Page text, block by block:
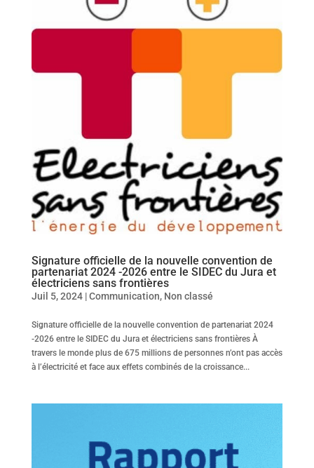
Signature officielle de la nouvelle convention de
partenariat 2024 -2026 entre le SIDEC du Jura et
électriciens sans frontières
Juil 5, 2024|Communication, Non classé
Signature officielle de la nouvelle convention de partenariat 2024
-2026 entre le SIDEC du Jura et électriciens sans frontières À
travers le monde plus de 675 millions de personnes n’ont pas accès
à l’électricité et face aux effets combinés de la croissance...